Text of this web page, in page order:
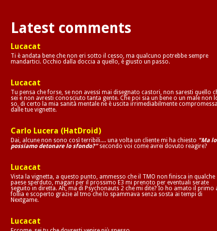
Latest comments
Lucacat
Ti è andata bene che non eri sotto il cesso, ma qualcuno potrebbe sempre
mandartici. Occhio dalla doccia a quello, è giusto un passo.
Lucacat
Tu pensa che forse, se non avessi mai disegnato castori, non saresti quello
sei e non avresti conosciuto tanta gente. Che poi sia un bene o un male non
so, di certo la mia sanità mentale ne è uscita irrimediabilmente
dalle tue vignette.
Carlo Lucera (HatDroid)
Dai, alcune non sono così terribili.... una volta un cliente mi ha chiesto "Ma lo
possiamo detonare lo sfondo?"secondo voi come avrei dovuto reagire?
Lucacat
Vista la vignetta, a questo punto, ammesso che il TMO non finisca in qualche
paese sperduto, magari per il prossimo E3 mi prenoto per eventuali serate
seguito in diretta. Ah, ma di Psychonauts 2 che mi dite? Io ho amato il primo
follia e scoperto grazie al tmo che lo spammava senza sosta ai tempi di
Nextgame.
Lucacat